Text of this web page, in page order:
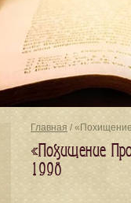
Главная / «Похищение
«Похищение
1998